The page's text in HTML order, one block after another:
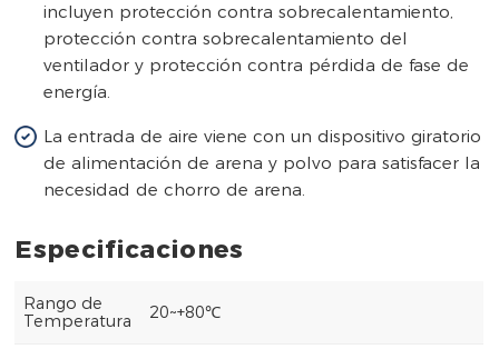
incluyen protección contra sobrecalentamiento,
protección contra sobrecalentamiento del
ventilador y protección contra pérdida de fase de
energía.
La entrada de aire viene con un dispositivo giratorio
de alimentación de arena y polvo para satisfacer la
necesidad de chorro de arena.
Especificaciones
Rango de
Temperatura
20~+80℃